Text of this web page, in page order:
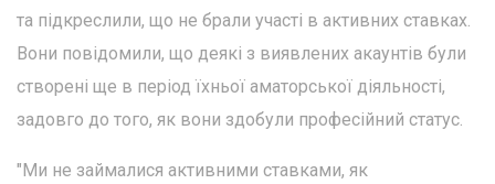
та підкреслили, що не брали участі в активних ставках.
Вони повідомили, що деякі з виявлених акаунтів були
створені ще в період їхньої аматорської діяльності,
задовго до того, як вони здобули професійний статус.
"Ми не займалися активними ставками, як